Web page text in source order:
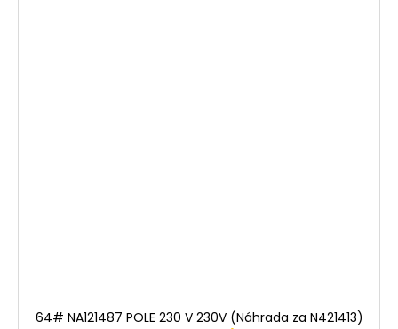
64# NA121487 POLE 230 V 230V (Náhrada za N421413)